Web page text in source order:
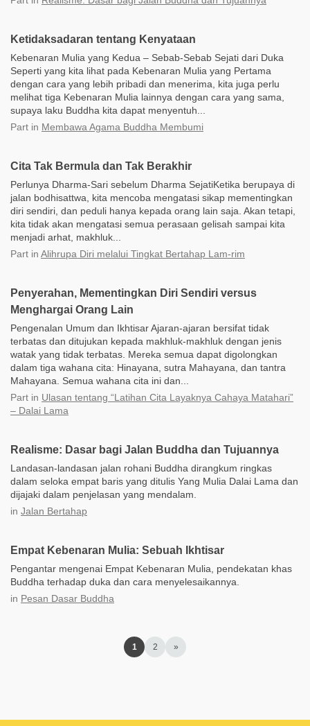
Ketidaksadaran tentang Kenyataan
Kebenaran Mulia yang Kedua – Sebab-Sebab Sejati dari Duka
Seperti yang kita lihat pada Kebenaran Mulia yang Pertama
dengan cara yang lebih pribadi dan menerima, kita juga perlu
melihat tiga Kebenaran Mulia lainnya dengan cara yang sama,
supaya laku Buddha kita dapat menyentuh...
Part in Membawa Agama Buddha Membumi
Cita Tak Bermula dan Tak Berakhir
Perlunya Dharma-Sari sebelum Dharma SejatiKetika berupaya di
jalan bodhisattwa, kita mencoba mengatasi sikap mementingkan
diri sendiri, dan peduli hanya kepada orang lain saja. Akan tetapi,
kita tidak akan mengatasi semua perasaan gelisah sampai kita
menjadi arhat, makhluk...
Part in Alihrupa Diri melalui Tingkat Bertahap Lam-rim
Penyerahan, Mementingkan Diri Sendiri versus
Menghargai Orang Lain
Pengenalan Umum dan Ikhtisar Ajaran-ajaran bersifat tidak
terbatas dan ditujukan kepada makhluk-makhluk dengan jenis
watak yang tidak terbatas. Mereka semua dapat digolongkan
dalam tiga wahana cita: Hinayana, sutra Mahayana, dan tantra
Mahayana. Semua wahana cita ini dan...
Part in Ulasan tentang “Latihan Cita Layaknya Cahaya Matahari”
– Dalai Lama
Realisme: Dasar bagi Jalan Buddha dan Tujuannya
Landasan-landasan jalan rohani Buddha dirangkum ringkas
dalam seloka empat baris yang ditulis Yang Mulia Dalai Lama dan
dijajaki dalam penjelasan yang mendalam.
in Jalan Bertahap
Empat Kebenaran Mulia: Sebuah Ikhtisar
Pengantar mengenai Empat Kebenaran Mulia, pendekatan khas
Buddha terhadap duka dan cara menyelesaikannya.
in Pesan Dasar Buddha
1 2 »